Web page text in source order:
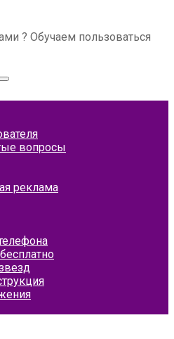
? Обучаем пользоваться
вопросы
реклама